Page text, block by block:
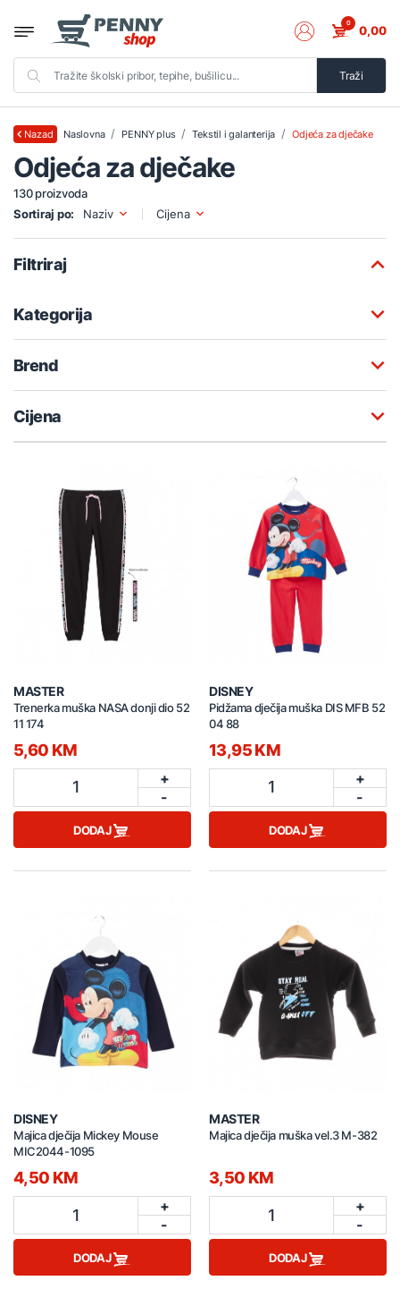
Traži
0 0,00
Nazad Naslovna PENNY plus Tekstil i galanterija Odjeća za dječake
Odjeća za dječake
130 proizvoda
Sortiraj po:
Naziv Cijena
Filtriraj
Kategorija
Brend
Cijena
MASTER
Trenerka muška NASA donji dio 52
11 174
5,60 KM
1
+
-
DODAJ
DISNEY
Pidžama dječija muška DIS MFB 52
04 88
13,95 KM
1
+
-
DODAJ
DISNEY
Majica dječija Mickey Mouse
MIC2044-1095
4,50 KM
1
+
-
DODAJ
MASTER
Majica dječija muška vel.3 M-382
3,50 KM
1
+
-
DODAJ